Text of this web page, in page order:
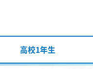
高校1年生